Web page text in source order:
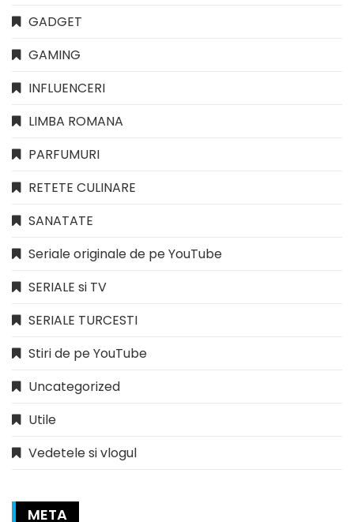
GADGET
GAMING
INFLUENCERI
LIMBA ROMANA
PARFUMURI
RETETE CULINARE
SANATATE
Seriale originale de pe YouTube
SERIALE si TV
SERIALE TURCESTI
Stiri de pe YouTube
Uncategorized
Utile
Vedetele si vlogul
META